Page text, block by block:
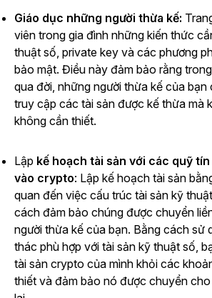
Giáo dục những người thừa kế:
viên trong gia đình những kiến thức
thuật số, private key và các phương
bảo mật. Điều này đảm bảo rằng
qua đời, những người thừa kế của
truy cập các tài sản được kế thừa mà
không cần thiết.
Lập kế hoạch tài sản với các quỹ
vào crypto: Lập kế hoạch tài sản
quan đến việc cấu trúc tài sản kỹ
cách đảm bảo chúng được chuyển
người thừa kế của bạn. Bằng cách sử
thác phù hợp với tài sản kỹ thuật số,
tài sản crypto của mình khỏi các
thiết và đảm bảo nó được chuyển